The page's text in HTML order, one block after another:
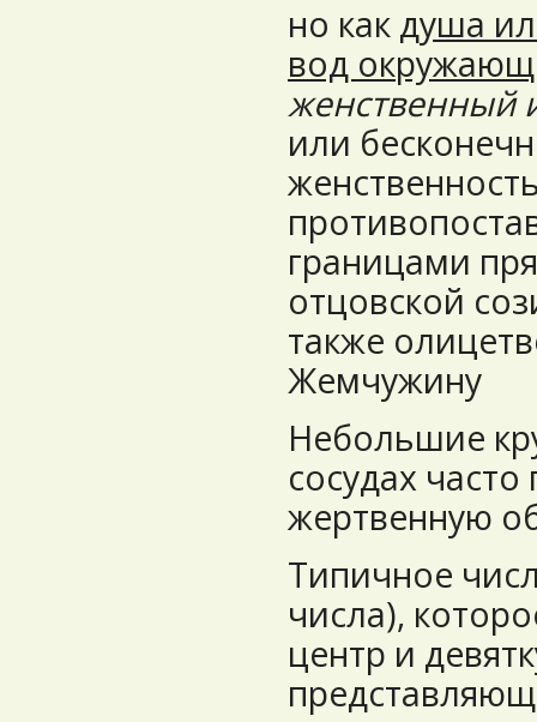
но как душа
вод
женственный
или
границами
отцовской
также
Жемчужину
Небольшие
сосудах
жертвенную
Типичное
числа),
центр и